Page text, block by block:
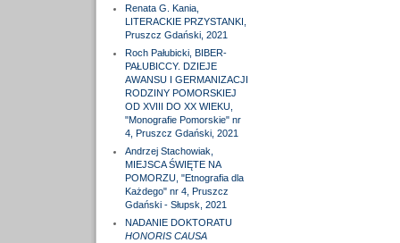
Renata G. Kania,
LITERACKIE PRZYSTANKI,
Pruszcz Gdański, 2021
Roch Pałubicki, BIBER-
PAŁUBICCY. DZIEJE
AWANSU I GERMANIZACJI
RODZINY POMORSKIEJ
OD XVIII DO XX WIEKU,
"Monografie Pomorskie" nr
4, Pruszcz Gdański, 2021
Andrzej Stachowiak,
MIEJSCA ŚWIĘTE NA
POMORZU, "Etnografia dla
Każdego" nr 4, Pruszcz
Gdański - Słupsk, 2021
NADANIE DOKTORATU
HONORIS CAUSA